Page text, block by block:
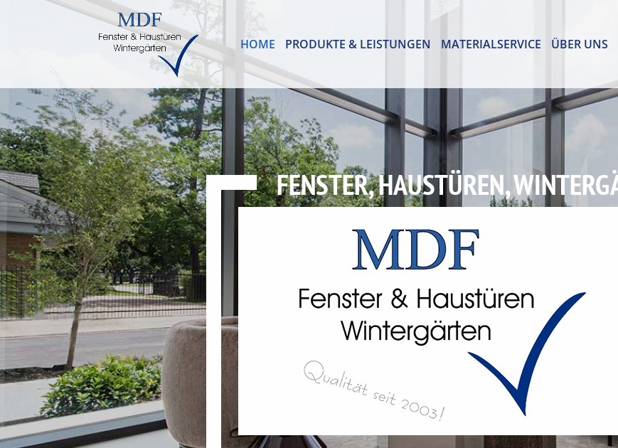
HOME PRODUKTE & LEISTUNGEN MATERIALSERVICE ÜBER UNS